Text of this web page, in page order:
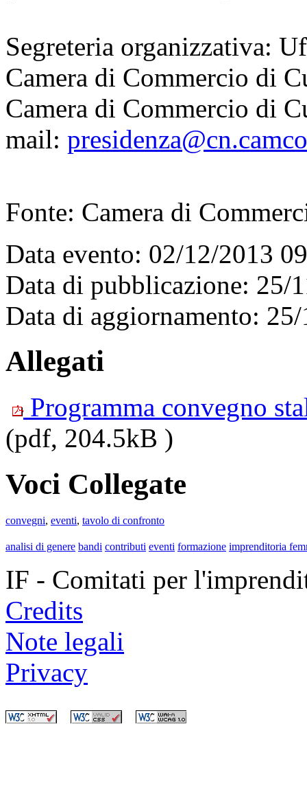
Segreteria organizzativa:
Camera di Commercio di
Camera di Commercio di
mail:
Fonte: Camera di
Data evento: 02/12/2013
Data di pubblicazione: 25/
Data di aggiornamento:
Allegati
Programma convegno
(pdf, 204.5kB )
Voci Collegate
convegni, eventi, tavolo di confronto
analisi di genere bandi contributi eventi formazione imprenditoria
IF - Comitati per
Credits
Note legali
Privacy